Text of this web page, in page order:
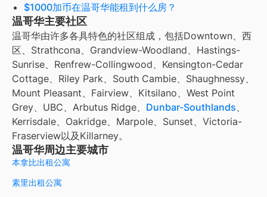
$1000加币在温哥华能租到什么房？
温哥华主要社区
温哥华由许多各具特色的社区组成，包括Downtown、西
区、Strathcona、Grandview-Woodland、Hastings-
Sunrise、Renfrew-Collingwood、Kensington-Cedar
Cottage、Riley Park、South Cambie、Shaughnessy、
Mount Pleasant、Fairview、Kitsilano、West Point
Grey、UBC、Arbutus Ridge、 Dunbar-Southlands、
Kerrisdale、Oakridge、Marpole、Sunset、Victoria-
Fraserview以及Killarney。
温哥华周边主要城市
本拿比出租公寓
素里出租公寓